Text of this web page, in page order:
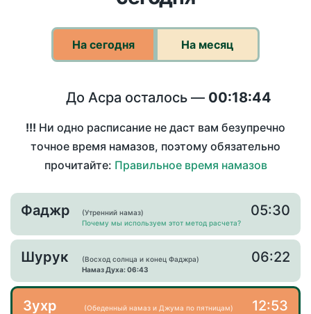
На сегодня На месяц
До Асра осталось — 00:18:44
!!! Ни одно расписание не даст вам безупречно
точное время намазов, поэтому обязательно
прочитайте: Правильное время намазов
Фаджр
(Утренний намаз)
Почему мы используем этот метод расчета?
05:30
Шурук
(Восход солнца и конец Фаджра)
Намаз Духа: 06:43
06:22
Зухр (Обеденный намаз и Джума по пятницам) 12:53